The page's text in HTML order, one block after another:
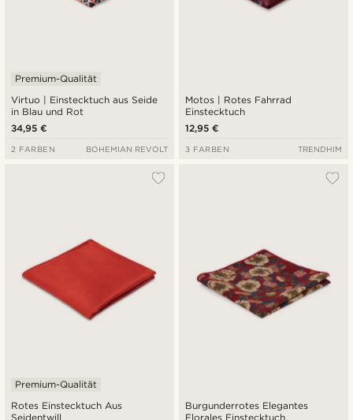
Virtuo | Einstecktuch aus Seide
in Blau und Rot
Premium-Qualität
34,95 €
2 FARBEN BOHEMIAN REVOLT
Motos | Rotes Fahrrad
Einstecktuch
12,95 €
3 FARBEN TRENDHIM
Rotes Einstecktuch Aus
Seidentwill
Premium-Qualität
Burgunderrotes Elegantes
Florales Einstecktuch